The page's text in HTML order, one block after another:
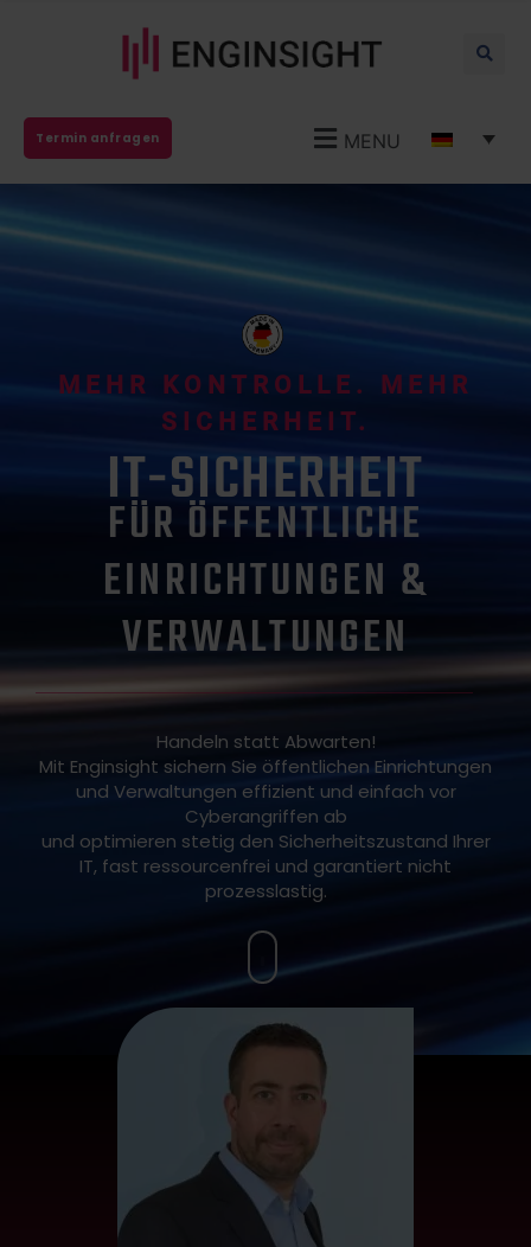
Termin anfragen MENU
MEHR KONTROLLE. MEHR
SICHERHEIT.
IT-SICHERHEIT
FÜR ÖFFENTLICHE
EINRICHTUNGEN &
VERWALTUNGEN
Handeln statt Abwarten!
Mit Enginsight sichern Sie öffentlichen Einrichtungen
und Verwaltungen effizient und einfach vor
Cyberangriffen ab
und optimieren stetig den Sicherheitszustand Ihrer
IT, fast ressourcenfrei und garantiert nicht
prozesslastig.